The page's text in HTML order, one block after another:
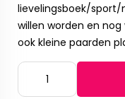
lievelingsboek/sport/
willen worden en
ook kleine paarden